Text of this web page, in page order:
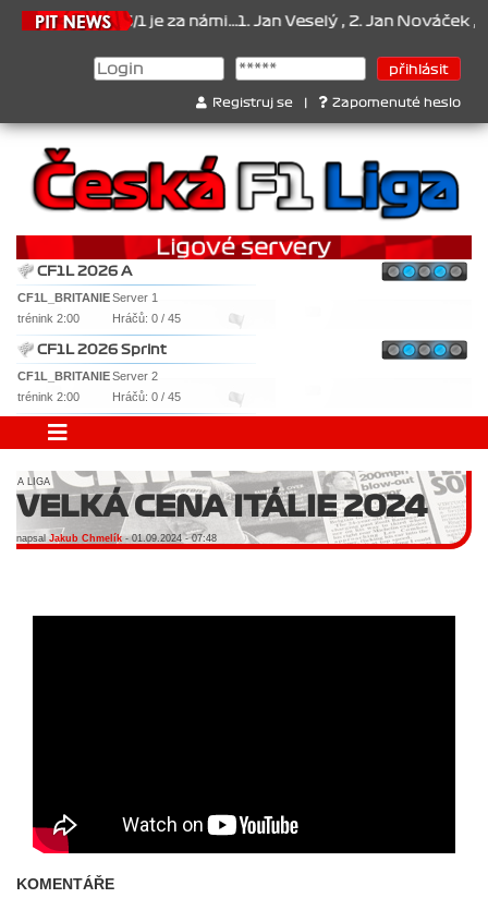
1 je za námi...1. Jan Veselý , 2. Jan Nováček , 3. Jakub
Registruj se Zapomenuté heslo
CF1L 2026 A
CF1L_BRITANIEServer 1
trénink 2:00
Hráčů: 0 / 45
CF1L 2026 Sprint
CF1L_BRITANIEServer 2
trénink 2:00
Hráčů: 0 / 45
A LIGA
VELKÁ CENA ITÁLIE 2024
napsal Jakub Chmelík- 01.09.2024 - 07:48
KOMENTÁŘE